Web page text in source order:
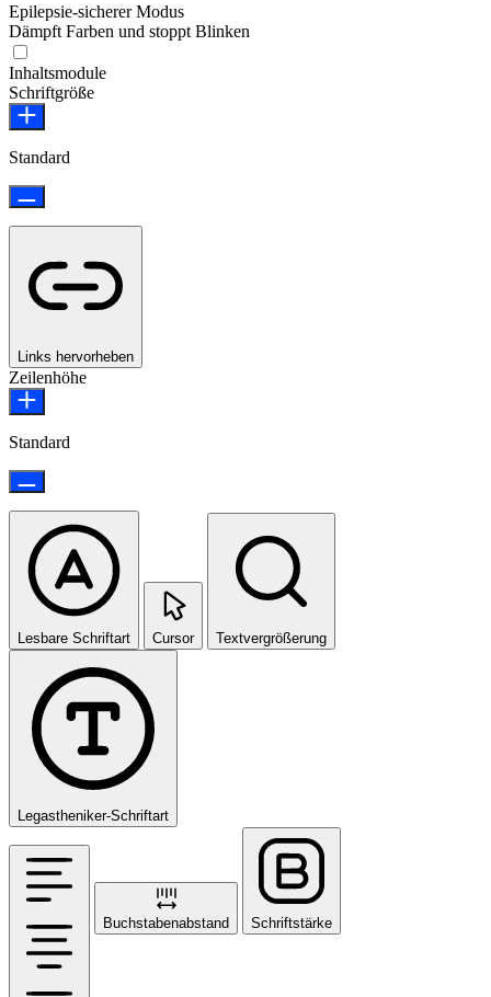
Epilepsie-sicherer Modus
Dämpft Farben und stoppt Blinken
Inhaltsmodule
Schriftgröße
Standard
Links hervorheben
Zeilenhöhe
Standard
Lesbare Schriftart Cursor Textvergrößerung
Legastheniker-Schriftart
Buchstabenabstand Schriftstärke